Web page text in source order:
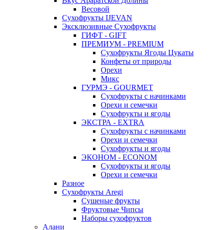
Весовой
Сухофрукты IJEVAN
Эксклюзивные Сухофрукты
ГИФТ - GIFT
ПРЕМИУМ - PREMIUM
Сухофрукты Ягоды Цукаты
Конфеты от природы
Орехи
Микс
ГУРМЭ - GOURMET
Сухофрукты с начинками
Орехи и семечки
Сухофрукты и ягоды
ЭКСТРА - EXTRA
Сухофрукты с начинками
Орехи и семечки
Сухофрукты и ягоды
ЭКОНОМ - ECONOM
Сухофрукты и ягоды
Орехи и семечки
Разное
Сухофрукты Aregi
Сушеные фрукты
Фруктовые Чипсы
Наборы сухофруктов
Алани